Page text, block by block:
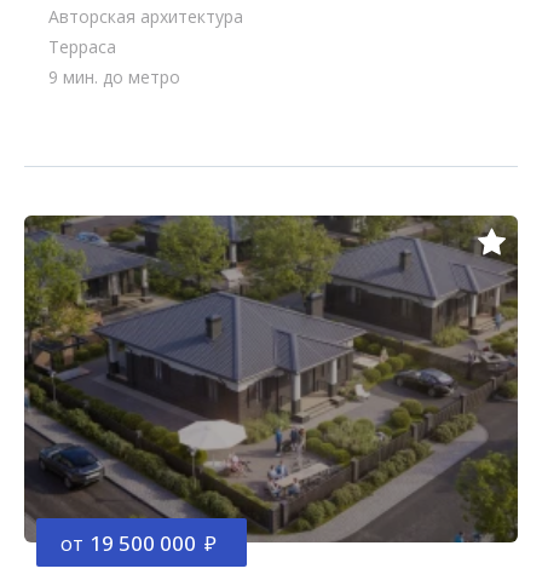
Авторская архитектура
Терраса
9 мин. до метро
от 19 500 000